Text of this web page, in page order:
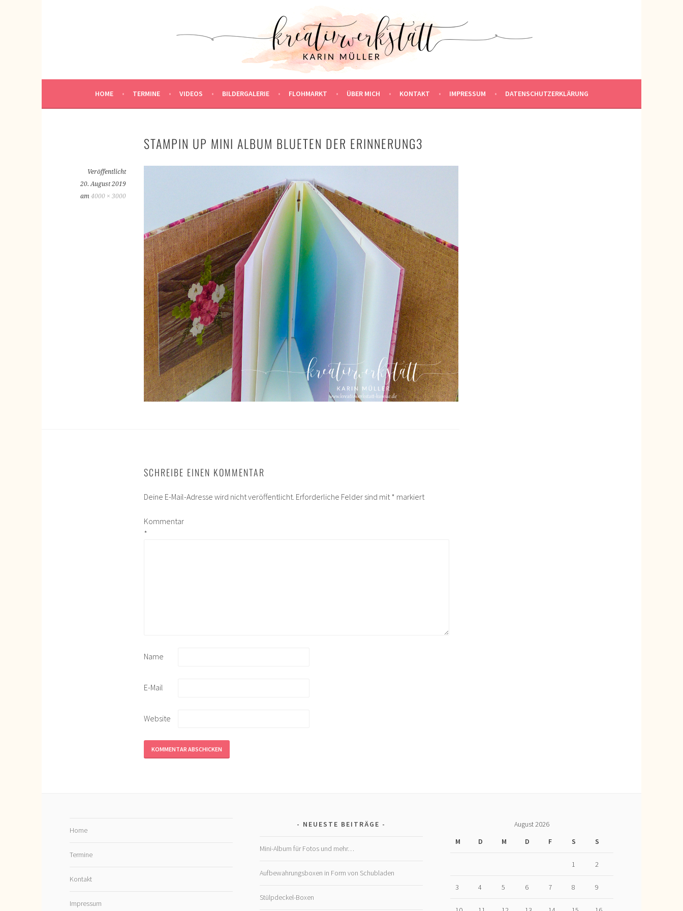
KREATIVWERKSTATT
HOME TERMINE VIDEOS BILDERGALERIE FLOHMARKT ÜBER MICH KONTAKT IMPRESSUM DATENSCHUTZERKLÄRUNG
STAMPIN UP MINI ALBUM BLUETEN DER ERINNERUNG3
Veröffentlicht
20. August 2019
am 4000 × 3000
SCHREIBE EINEN KOMMENTAR
Deine E-Mail-Adresse wird nicht veröffentlicht. Erforderliche Felder sind mit* markiert
Kommentar
*
Name
E-Mail
Website
Home
Termine
Kontakt
Impressum
NEUESTE BEITRÄGE
Mini-Album für Fotos und mehr…
Aufbewahrungsboxen in Form von Schubladen
Stülpdeckel-Boxen
August 2026
M
D M D F S S
1 2
3 4 5 6 7 8 9